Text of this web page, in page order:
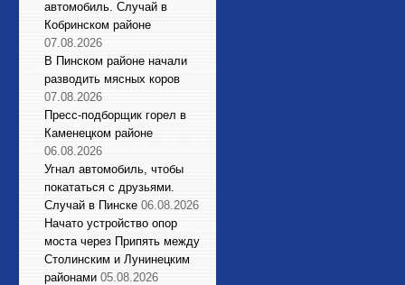
автомобиль. Случай в
Кобринском районе
07.08.2026
В Пинском районе начали
разводить мясных коров
07.08.2026
Пресс-подборщик горел в
Каменецком районе
06.08.2026
Угнал автомобиль, чтобы
покататься с друзьями.
Случай в Пинске 06.08.2026
Начато устройство опор
моста через Припять между
Столинским и Лунинецким
районами 05.08.2026